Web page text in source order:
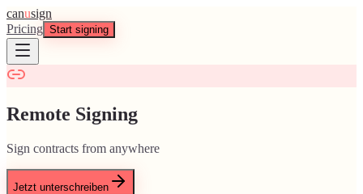
canusign
Pricing Start signing
Remote Signing
Sign contracts from anywhere
Jetzt unterschreiben